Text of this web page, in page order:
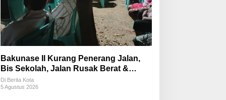
Bakunase II Kurang Penerang Jalan,
Bis Sekolah, Jalan Rusak Berat &
Susah Pupuk Subsidi
Di Berita Kota
5 Agustus 2026